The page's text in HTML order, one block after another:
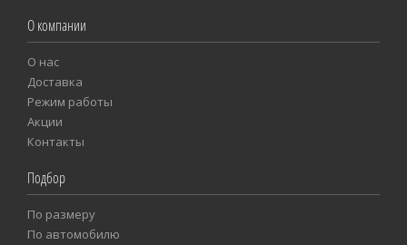
О компании
О нас
Доставка
Режим работы
Акции
Контакты
Подбор
По размеру
Пo автомобилю